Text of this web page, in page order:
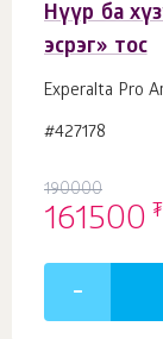
Нүүр ба
эсрэг» тос
Experalta Pro
#427178
190000
161500 ₮